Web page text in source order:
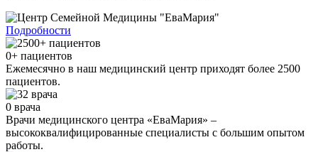
Подробности
0+ пациентов
Ежемесячно в наш медицинский центр приходят более 2500
пациентов.
0 врача
Врачи медицинского центра «ЕваМария» –
высококвалифицированные специалисты с большим опытом
работы.